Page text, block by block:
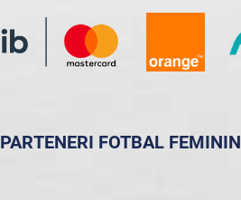
PARTENERI FOTBAL FEMININ